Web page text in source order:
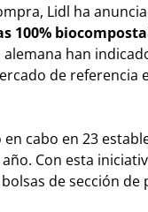
Lidl ha
100%
han
de referencia
cabo en 23
Con esta
de sección de